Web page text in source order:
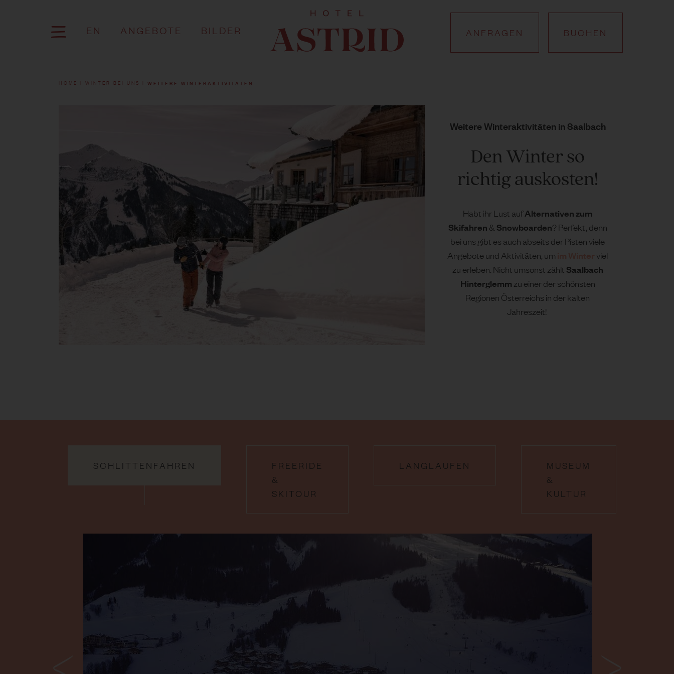
EN ANGEBOTE BILDER ANFRAGEN BUCHEN
HOME WINTER BEI UNS WEITERE WINTERAKTIVITÄTEN
Weitere Winteraktivitäten in Saalbach
Den Winter so
richtig auskosten!
Habt ihr Lust aufAlternativen zum
Skifahren & Snowboarden? Perfekt, denn
bei uns gibt es auch abseits der Pisten viele
Angebote und Aktivitäten, um
viel
zu erleben. Nicht umsonst zählt Saalbach
Hinterglemm zu einer der schönsten
Regionen Österreichs in der kalten
Jahreszeit!
SCHLITTENFAHREN
FREERIDE
&
SKITOUR
LANGLAUFEN
MUSEUM
&
KULTUR